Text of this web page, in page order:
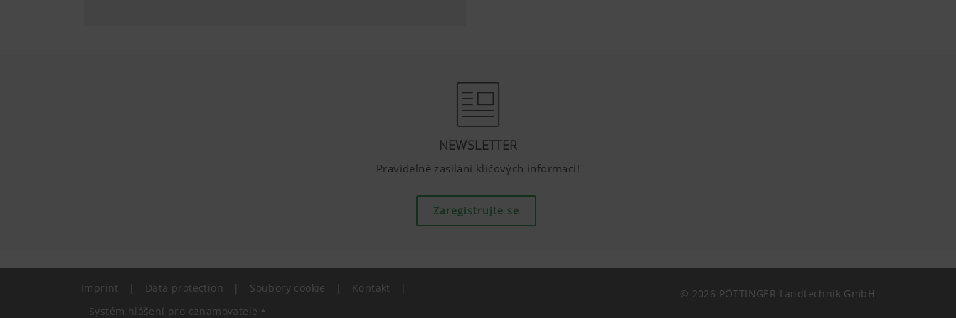
NEWSLETTER
Pravidelné zasílání klíčových informací!
Zaregistrujte se
Imprint | Data protection | Soubory cookie | Kontakt
|
Systém hlášení pro oznamovatele
© 2026 PÖTTINGER Landtechnik GmbH